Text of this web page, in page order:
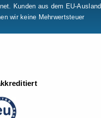
Kunden aus dem EU-Ausland
wir keine Mehrwertsteuer